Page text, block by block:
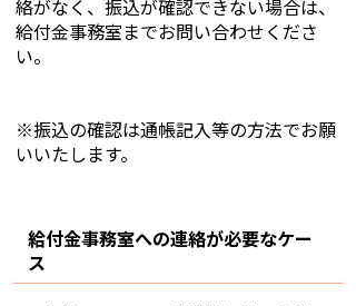
絡がなく、振込が確認できない場合は、
給付金事務室までお問い合わせくださ
い。
※振込の確認は通帳記入等の方法でお願
いいたします。
給付金事務室への連絡が必要なケー
ス